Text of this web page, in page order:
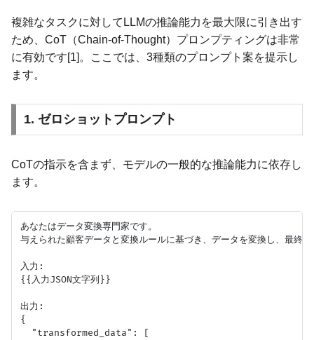
複雑なタスクに対してLLMの推論能力を最大限に引き出す
ため、CoT（Chain-of-Thought）プロンプティングは非常
に有効です[1]。ここでは、3種類のプロンプト案を提示し
ます。
1. ゼロショットプロンプト
CoTの指示を含まず、モデルの一般的な推論能力に依存し
ます。
あなたはデータ変換専門家です。
与えられた顧客データと変換ルールに基づき、データを変換し、最終
入力:
{{入力JSON文字列}}
出力:
{
  "transformed_data": [